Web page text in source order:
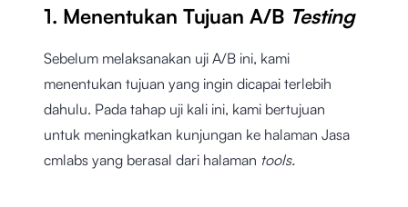
1. Menentukan Tujuan A/B Testing
Sebelum melaksanakan uji A/B ini, kami
menentukan tujuan yang ingin dicapai terlebih
dahulu. Pada tahap uji kali ini, kami bertujuan
untuk meningkatkan kunjungan ke halaman Jasa
cmlabs yang berasal dari halaman tools.